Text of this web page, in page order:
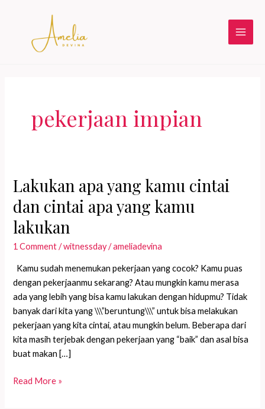
Main
pekerjaan impian
Lakukan apa yang kamu cintai
dan cintai apa yang kamu
lakukan
1 Comment /witnessday/ameliadevina
Kamu sudah menemukan pekerjaan yang cocok? Kamu puas
dengan pekerjaanmu sekarang? Atau mungkin kamu merasa
ada yang lebih yang bisa kamu lakukan dengan hidupmu? Tidak
banyak dari kita yang \\\”beruntung\\\” untuk bisa melakukan
pekerjaan yang kita cintai, atau mungkin belum. Beberapa dari
kita masih terjebak dengan pekerjaan yang “baik” dan asal bisa
buat makan […]
Lakukan
Read More »